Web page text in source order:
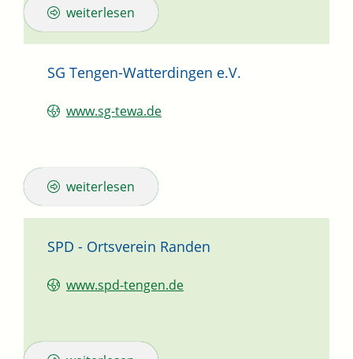
weiterlesen
SG Tengen-Watterdingen e.V.
www.sg-tewa.de
weiterlesen
SPD - Ortsverein Randen
www.spd-tengen.de